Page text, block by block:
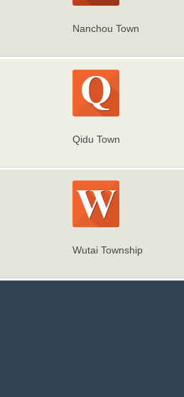
Nanchou Town
Qidu Town
Wutai Township